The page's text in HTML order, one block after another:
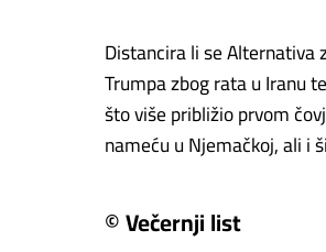
Distancira li se Alternativa
Trumpa zbog rata u Iranu
što više približio prvom
nameću u Njemačkoj, ali i
© Večernji list